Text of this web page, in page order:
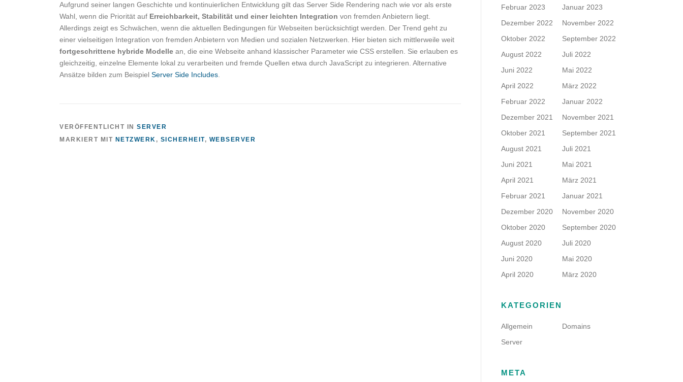
Aufgrund seiner langen Geschichte und kontinuierlichen Entwicklung gilt das Server Side Rendering nach wie vor als erste
Wahl, wenn die Priorität auf Erreichbarkeit, Stabilität und einer leichten Integration von fremden Anbietern liegt.
Allerdings zeigt es Schwächen, wenn die aktuellen Bedingungen für Webseiten berücksichtigt werden. Der Trend geht zu
einer vielseitigen Integration von fremden Anbietern von Medien und sozialen Netzwerken. Hier bieten sich mittlerweile weit
fortgeschrittene hybride Modelle an, die eine Webseite anhand klassischer Parameter wie CSS erstellen. Sie erlauben es
gleichzeitig, einzelne Elemente lokal zu verarbeiten und fremde Quellen etwa durch JavaScript zu integrieren. Alternative
Ansätze bilden zum Beispiel Server Side Includes
VERÖFFENTLICHT IN SERVER
MARKIERT MIT NETZWERK , SICHERHEIT, WEBSERVER
Februar 2023
Januar 2023
Dezember 2022
November 2022
Oktober 2022
September 2022
August 2022
Juli 2022
Juni 2022
Mai 2022
April 2022
März 2022
Februar 2022
Januar 2022
Dezember 2021
November 2021
Oktober 2021
September 2021
August 2021
Juli 2021
Juni 2021
Mai 2021
April 2021
März 2021
Februar 2021
Januar 2021
Dezember 2020
November 2020
Oktober 2020
September 2020
August 2020
Juli 2020
Juni 2020
Mai 2020
April 2020
März 2020
KATEGORIEN
Allgemein
Domains
Server
META